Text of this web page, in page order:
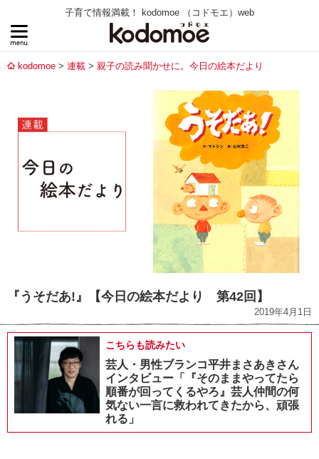
子育て情報満載！ kodomoe （コドモエ）web
kodomoe 連載 親子の読み聞かせに。今日の絵本だより
『うそだあ!』【今日の絵本だより 第42回】
2019年4月1日
こちらも読みたい
芸人・男性ブランコ平井まさあきさん
インタビュー「『そのままやってたら
順番が回ってくるやろ』芸人仲間の何
気ない一言に救われてきたから、頑張
れる」